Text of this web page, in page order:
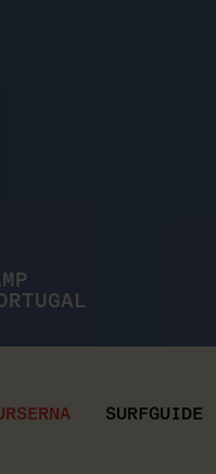
SURFGUIDE